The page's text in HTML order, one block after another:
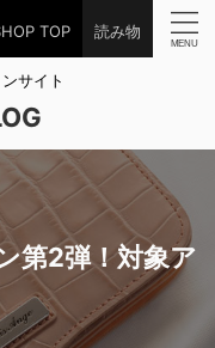
TOP 読み物
サイト
第2弾！対象ア